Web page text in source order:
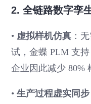
2. 全链路数字孪
• 虚拟样机仿真 ：
试，金蝶 PLM 支
企业因此减少 80%
•生产过程虚实同步